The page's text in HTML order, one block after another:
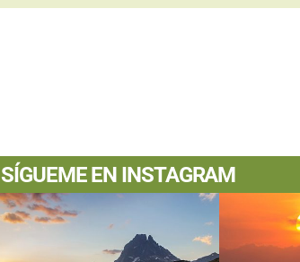
SÍGUEME EN INSTAGRAM